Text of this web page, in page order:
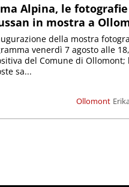
Alpina, le
in mostra a
Ollomont
della mostra
venerdì 7 agosto alle
del Comune di Ollomont;
sa...